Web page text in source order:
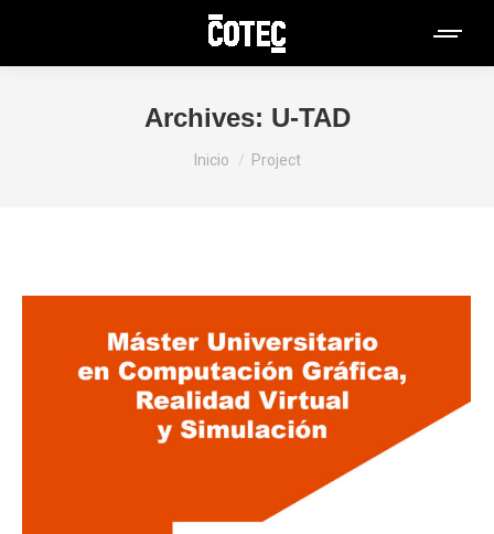
Archives: U-TAD
Estás aquí:
Inicio Project